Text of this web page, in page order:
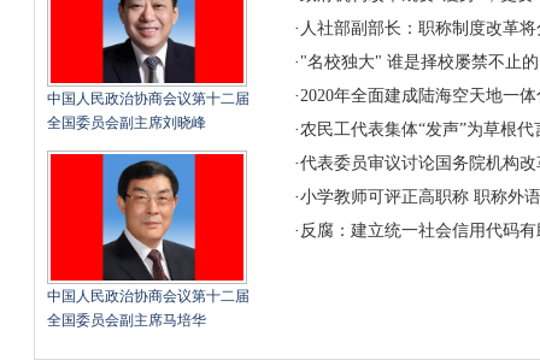
中国人民政治协商会议第十二届
全国委员会副主席刘晓峰
中国人民政治协商会议第十二届
全国委员会副主席马培华
· 人社部副部长：职称制度改革
· "名校独大" 谁是择校屡禁不止
·2020年全面建成陆海空天地一
·农民工代表集体“发声”为草根代
·代表委员审议讨论国务院机构
·小学教师可评正高职称 职称外
· 反腐：建立统一社会信用代码